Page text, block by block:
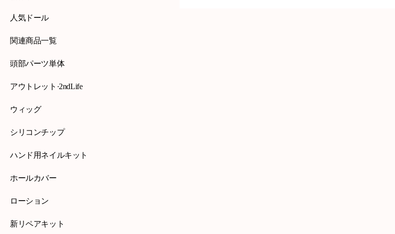
人気ドール
関連商品一覧
頭部パーツ単体
アウトレット·2ndLife
ウィッグ
シリコンチップ
ハンド用ネイルキット
ホールカバー
ローション
新リペアキット